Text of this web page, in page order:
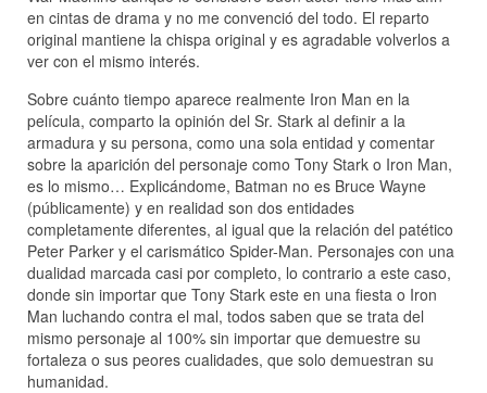
en cintas de drama y no me convenció del todo. El reparto
original mantiene la chispa original y es agradable volverlos a
ver con el mismo interés.
Sobre cuánto tiempo aparece realmente Iron Man en la
película, comparto la opinión del Sr. Stark al definir a la
armadura y su persona, como una sola entidad y comentar
sobre la aparición del personaje como Tony Stark o Iron Man,
es lo mismo… Explicándome, Batman no es Bruce Wayne
(públicamente) y en realidad son dos entidades
completamente diferentes, al igual que la relación del patético
Peter Parker y el carismático Spider-Man. Personajes con una
dualidad marcada casi por completo, lo contrario a este caso,
donde sin importar que Tony Stark este en una fiesta o Iron
Man luchando contra el mal, todos saben que se trata del
mismo personaje al 100% sin importar que demuestre su
fortaleza o sus peores cualidades, que solo demuestran su
humanidad.